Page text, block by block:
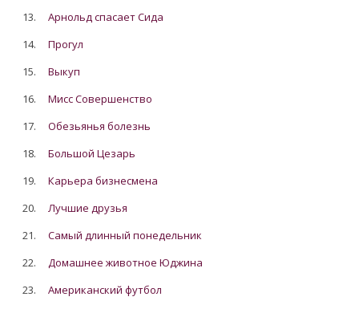
13.
Арнольд спасает Сида
14.
Прогул
15.
Выкуп
16.
Мисс Совершенство
17.
Обезьянья болезнь
18.
Большой Цезарь
19.
Карьера бизнесмена
20.
Лучшие друзья
21.
Самый длинный понедельник
22.
Домашнее животное Юджина
23.
Американский футбол